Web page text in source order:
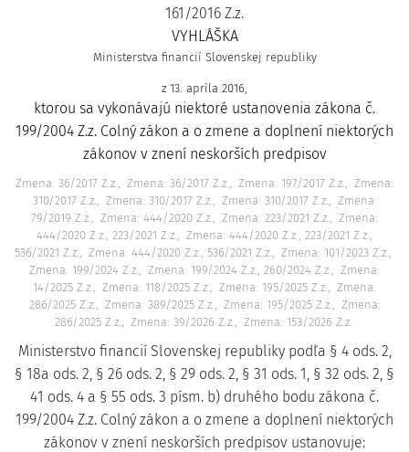
161/2016 Z.z.
VYHLÁŠKA
Ministerstva financií Slovenskej republiky
z 13. apríla 2016,
ktorou sa vykonávajú niektoré ustanovenia zákona č.
199/2004 Z.z. Colný zákon a o zmene a doplnení niektorých
zákonov v znení neskorších predpisov
Zmena: 36/2017 Z.z. Zmena: 36/2017 Z.z. Zmena: 197/2017 Z.z.
Zmena:
310/2017 Z.z.
Zmena: 310/2017 Z.z. Zmena: 310/2017 Z.z.
Zmena:
79/2019 Z.z.
Zmena: 444/2020 Z.z. Zmena: 223/2021 Z.z.
Zmena:
444/2020 Z.z., 223/2021 Z.z.
Zmena: 444/2020 Z.z., 223/2021 Z.z.,
536/2021 Z.z.
Zmena: 444/2020 Z.z., 536/2021 Z.z.
Zmena: 101/2023 Z.z.
Zmena: 199/2024 Z.z.
Zmena: 199/2024 Z.z., 260/2024 Z.z.
Zmena:
14/2025 Z.z.
Zmena: 118/2025 Z.z. Zmena: 195/2025 Z.z.
Zmena:
286/2025 Z.z.
Zmena: 389/2025 Z.z. Zmena: 195/2025 Z.z.
Zmena:
286/2025 Z.z.
Zmena: 39/2026 Z.z. Zmena: 153/2026 Z.z.
Ministerstvo financií Slovenskej republiky podľa § 4 ods. 2,
§ 18a ods. 2, § 26 ods. 2, § 29 ods. 2, § 31 ods. 1, § 32 ods. 2, §
41 ods. 4 a § 55 ods. 3 písm. b) druhého bodu zákona č.
199/2004 Z.z. Colný zákon a o zmene a doplnení niektorých
zákonov v znení neskorších predpisov ustanovuje: